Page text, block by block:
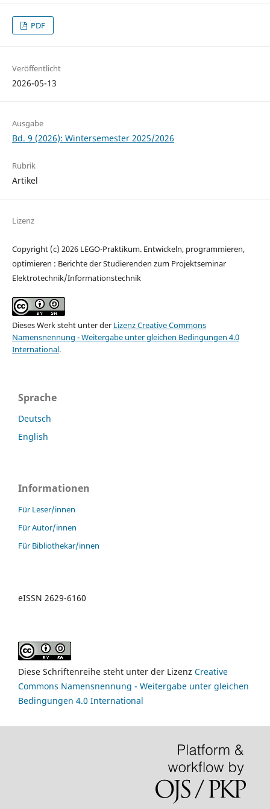
PDF
Veröffentlicht
2026-05-13
Ausgabe
Bd. 9 (2026): Wintersemester 2025/2026
Rubrik
Artikel
Lizenz
Copyright (c) 2026 LEGO-Praktikum. Entwickeln, programmieren,
optimieren : Berichte der Studierenden zum Projektseminar
Elektrotechnik/Informationstechnik
Dieses Werk steht unter der Lizenz Creative Commons
Namensnennung - Weitergabe unter gleichen Bedingungen 4.0
International.
Sprache
Deutsch
English
Informationen
Für Leser/innen
Für Autor/innen
Für Bibliothekar/innen
eISSN 2629-6160
Diese Schriftenreihe steht unter der Lizenz Creative
Commons Namensnennung - Weitergabe unter gleichen
Bedingungen 4.0 International